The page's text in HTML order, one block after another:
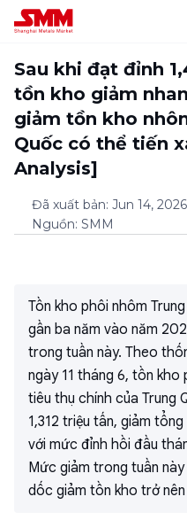
Sau khi đạt đỉnh
tồn kho giảm
giảm tồn kho
Quốc có thể tiến
Analysis]
Đã xuất bản: Jun 14,
Nguồn: SMM
Tồn kho phôi nhôm
gần ba năm vào năm
trong tuần này. Theo
ngày 11 tháng 6, tồn
tiêu thụ chính của Trung
1,312 triệu tấn, giảm
với mức đỉnh hồi đầu
Mức giảm trong tuần
dốc giảm tồn kho trở